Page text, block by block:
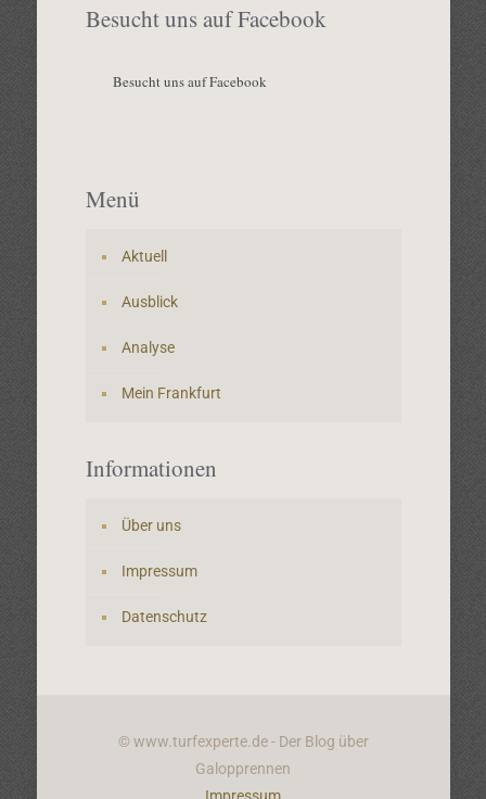
Besucht uns auf Facebook
Besucht uns auf Facebook
Menü
Aktuell
Ausblick
Analyse
Mein Frankfurt
Informationen
Über uns
Impressum
Datenschutz
© www.turfexperte.de - Der Blog über
Galopprennen